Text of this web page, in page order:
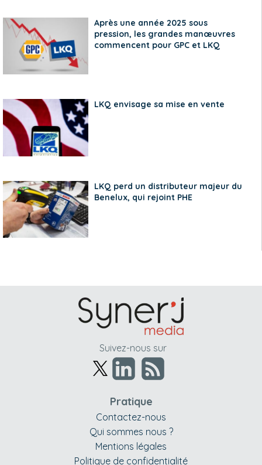
Après une année 2025 sous
pression, les grandes manœuvres
commencent pour GPC et LKQ
LKQ envisage sa mise en vente
LKQ perd un distributeur majeur du
Benelux, qui rejoint PHE
Suivez-nous sur
Pratique
Contactez-nous
Qui sommes nous ?
Mentions légales
Politique de confidentialité